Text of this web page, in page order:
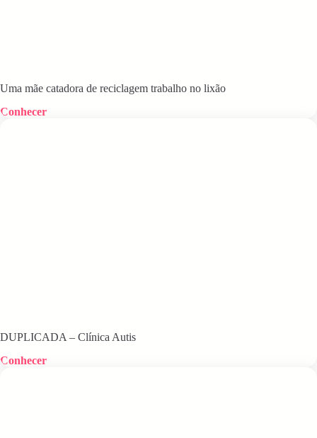
Uma mãe catadora de reciclagem trabalho no lixão
Conhecer
DUPLICADA – Clínica Autis
Conhecer